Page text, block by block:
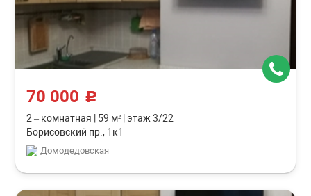
70 000 c
2 – комнатная 59 м² этаж 3/22
Борисовский пр., 1к1
Домодедовская